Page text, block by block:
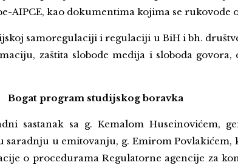
AIPCE, kao dokumentima kojima se rukovode
samoregulaciji i regulaciji u BiH i bh.
zaštita slobode medija i sloboda
Bogat program studijskog boravka
sastanak sa g. Kemalom Huseinovićem,
u emitovanju, g. Emirom
o procedurama Regulatorne agencije za